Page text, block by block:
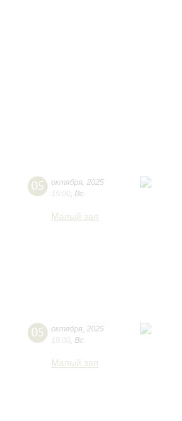
05 октября 2025
15:00 Вс
Малый зал
05 октября 2025
19:00 Вс
Малый зал